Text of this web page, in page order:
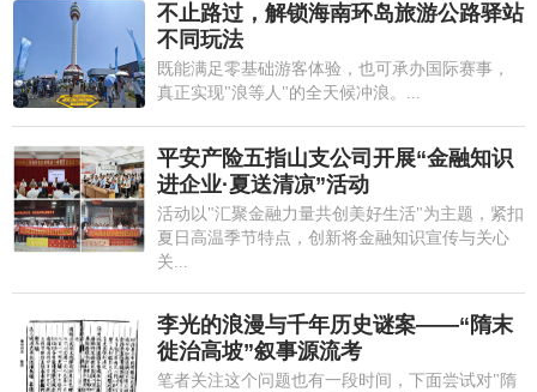
不止路过，解锁海南环岛旅游公路驿站
不同玩法
既能满足零基础游客体验，也可承办国际赛事，
真正实现"浪等人"的全天候冲浪。...
平安产险五指山支公司开展“金融知识
进企业·夏送清凉”活动
活动以"汇聚金融力量共创美好生活"为主题，紧扣
夏日高温季节特点，创新将金融知识宣传与关心
关...
李光的浪漫与千年历史谜案——“隋末
徙治高坡”叙事源流考
笔者关注这个问题也有一段时间，下面尝试对"隋